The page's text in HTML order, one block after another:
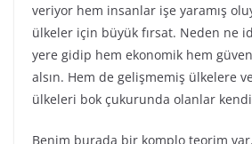
veriyor hem insanlar işe yaramış
ülkeler için büyük fırsat. Neden ne
yere gidip hem ekonomik hem
alsın. Hem de gelişmemiş ülkelere
ülkeleri bok çukurunda olanlar kendi
Benim burada bir komplo teorim